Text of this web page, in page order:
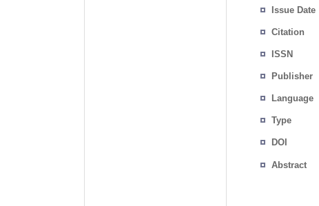
Issue Date
Citation
ISSN
Publisher
Language
Type
DOI
Abstract